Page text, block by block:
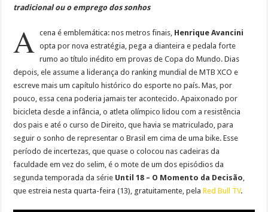
tradicional ou o emprego dos sonhos
A cena é emblemática: nos metros finais, Henrique Avancini
opta por nova estratégia, pega a dianteira e pedala forte
rumo ao título inédito em provas de Copa do Mundo. Dias
depois, ele assume a liderança do ranking mundial de MTB XCO e
escreve mais um capítulo histórico do esporte no país. Mas, por
pouco, essa cena poderia jamais ter acontecido. Apaixonado por
bicicleta desde a infância, o atleta olímpico lidou com a resistência
dos pais e até o curso de Direito, que havia se matriculado, para
seguir o sonho de representar o Brasil em cima de uma bike. Esse
período de incertezas, que quase o colocou nas cadeiras da
faculdade em vez do selim, é o mote de um dos episódios da
segunda temporada da série Until 18 – O Momento da Decisão,
que estreia nesta quarta-feira (13), gratuitamente, pelaRed Bull TV.